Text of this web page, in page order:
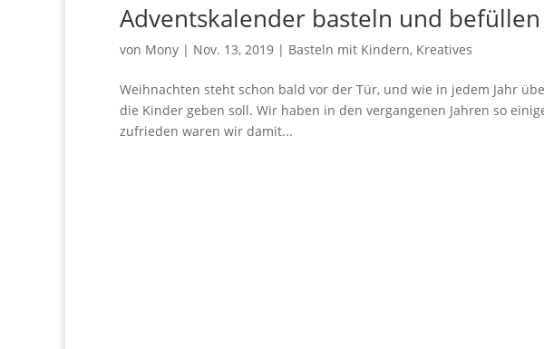
Adventskalender basteln und befüllen
von Mony | Nov. 13, 2019 | Basteln mit Kindern, Kreatives
Weihnachten steht schon bald vor der Tür, und wie in jedem Jahr
die Kinder geben soll. Wir haben in den vergangenen Jahren so
zufrieden waren wir damit...